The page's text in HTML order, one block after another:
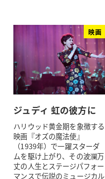
映画
ジュディ 虹の彼方に
ハリウッド黄金期を象徴する
映画『オズの魔法使』
（1939年）で一躍スターダ
ムを駆け上がり、その波瀾万
丈の人生とステージパフォー
マンスで伝説のミュージカル